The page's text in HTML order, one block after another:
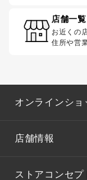
店舗一覧
お近くの
住所や営
オンラインショ
店舗情報
ストアコンセプ